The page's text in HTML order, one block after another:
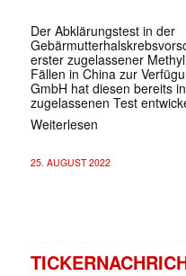
Der Abklärungstest in der
erster zugelassener
Fällen in China zur
GmbH hat diesen bereits
zugelassenen Test
Weiterlesen
25. AUGUST 2022